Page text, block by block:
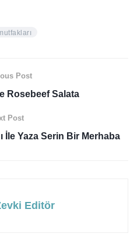
Post
Rosebeef Salata
Post
İle Yaza Serin Bir Merhaba
Editör